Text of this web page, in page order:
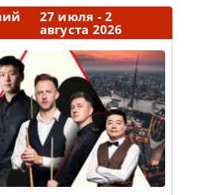
27 июля - 2
августа 2026